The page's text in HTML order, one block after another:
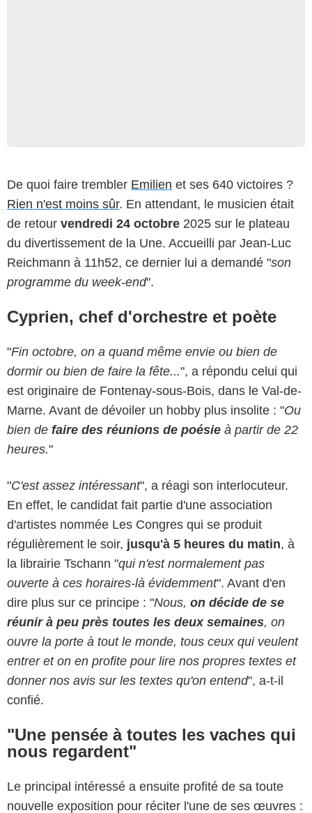
De quoi faire trembler Emilien et ses 640 victoires ?
Rien n'est moins sûr. En attendant, le musicien était
de retour vendredi 24 octobre 2025 sur le plateau
du divertissement de la Une. Accueilli par Jean-Luc
Reichmann à 11h52, ce dernier lui a demandé "son
programme du week-end".
Cyprien, chef d'orchestre et poète
"Fin octobre, on a quand même envie ou bien de
dormir ou bien de faire la fête...", a répondu celui qui
est originaire de Fontenay-sous-Bois, dans le Val-de-
Marne. Avant de dévoiler un hobby plus insolite : "Ou
bien de faire des réunions de poésie à partir de 22
heures."
"C'est assez intéressant", a réagi son interlocuteur.
En effet, le candidat fait partie d'une association
d'artistes nommée Les Congres qui se produit
régulièrement le soir, jusqu'à 5 heures du matin, à
la librairie Tschann "qui n'est normalement pas
ouverte à ces horaires-là évidemment". Avant d'en
dire plus sur ce principe : "Nous, on décide de se
réunir à peu près toutes les deux semaines, on
ouvre la porte à tout le monde, tous ceux qui veulent
entrer et on en profite pour lire nos propres textes et
donner nos avis sur les textes qu'on entend", a-t-il
confié.
"Une pensée à toutes les vaches qui
nous regardent"
Le principal intéressé a ensuite profité de sa toute
nouvelle exposition pour réciter l'une de ses œuvres :